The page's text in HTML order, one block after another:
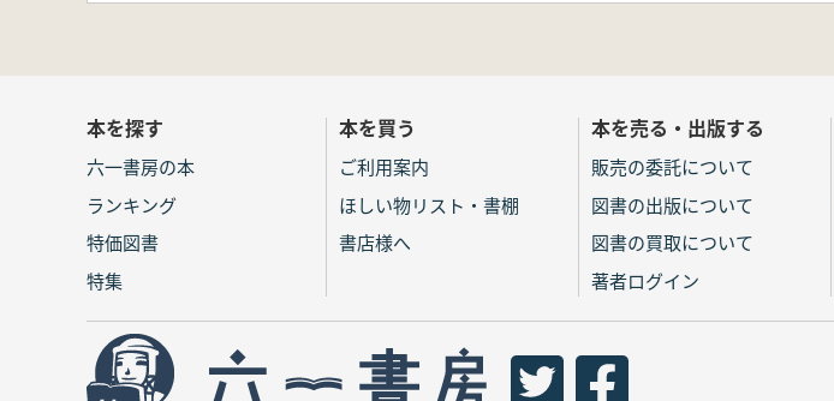
本を探す
六一書房の本
ランキング
特価図書
特集
本を買う
ご利用案内
ほしい物リスト・書棚
書店様へ
本を売る・出版する
販売の委託について
図書の出版について
図書の買取について
著者ログイン